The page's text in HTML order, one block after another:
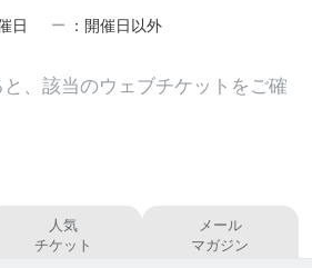
な小さなきっかけが生まれる場
ています。
、
由に広がっていく。
マルシェ出店要項
f/0000263456/kurukuru
日 remove ：開催日以外
と、該当のウェブチケットをご確
人気
チケット
メール
マガジン